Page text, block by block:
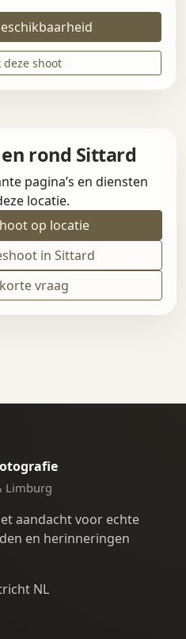
deze shoot
rond Sittard
pagina’s en diensten
locatie.
op locatie
in Sittard
vraag
Limburg
aandacht voor echte
en herinneringen
NL